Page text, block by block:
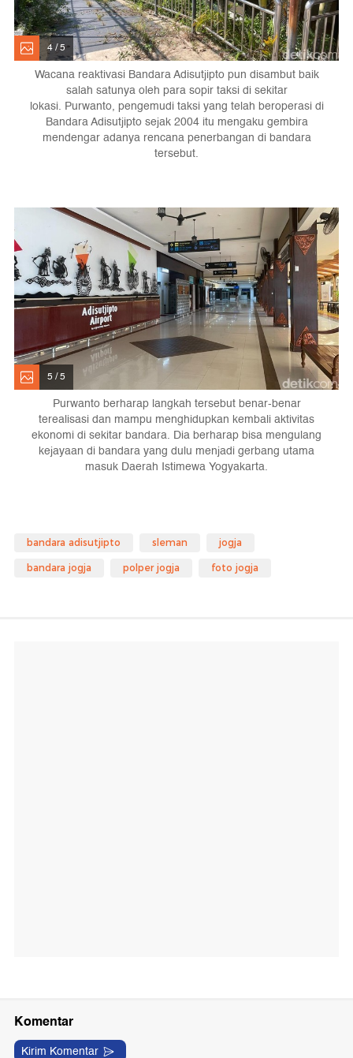
4 / 5
Wacana reaktivasi Bandara Adisutjipto pun disambut baik
salah satunya oleh para sopir taksi di sekitar
lokasi. Purwanto, pengemudi taksi yang telah beroperasi di
Bandara Adisutjipto sejak 2004 itu mengaku gembira
mendengar adanya rencana penerbangan di bandara
tersebut.
5 / 5
Purwanto berharap langkah tersebut benar-benar
terealisasi dan mampu menghidupkan kembali aktivitas
ekonomi di sekitar bandara. Dia berharap bisa mengulang
kejayaan di bandara yang dulu menjadi gerbang utama
masuk Daerah Istimewa Yogyakarta.
bandara adisutjipto sleman jogja
bandara jogja polper jogja foto jogja